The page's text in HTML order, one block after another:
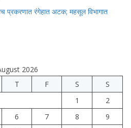
प्रकरणात रंगेहात अटक; महसूल विभागात
2026
T F S
S
1
2
6 7 8
9